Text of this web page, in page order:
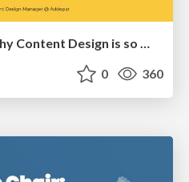
Breaking role norms: Why Content Design is so much more than writing copy - Taylor Woolridge
0 360